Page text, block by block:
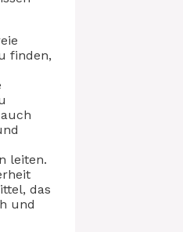
finden,
leiten.
das
und